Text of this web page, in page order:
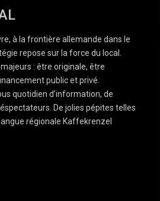
à la frontière allemande dans le
repose sur la force du local.
majeurs : être originale, être
public et privé.
quotidien d’information, de
De jolies pépites telles
régionale Kaffekrenzel